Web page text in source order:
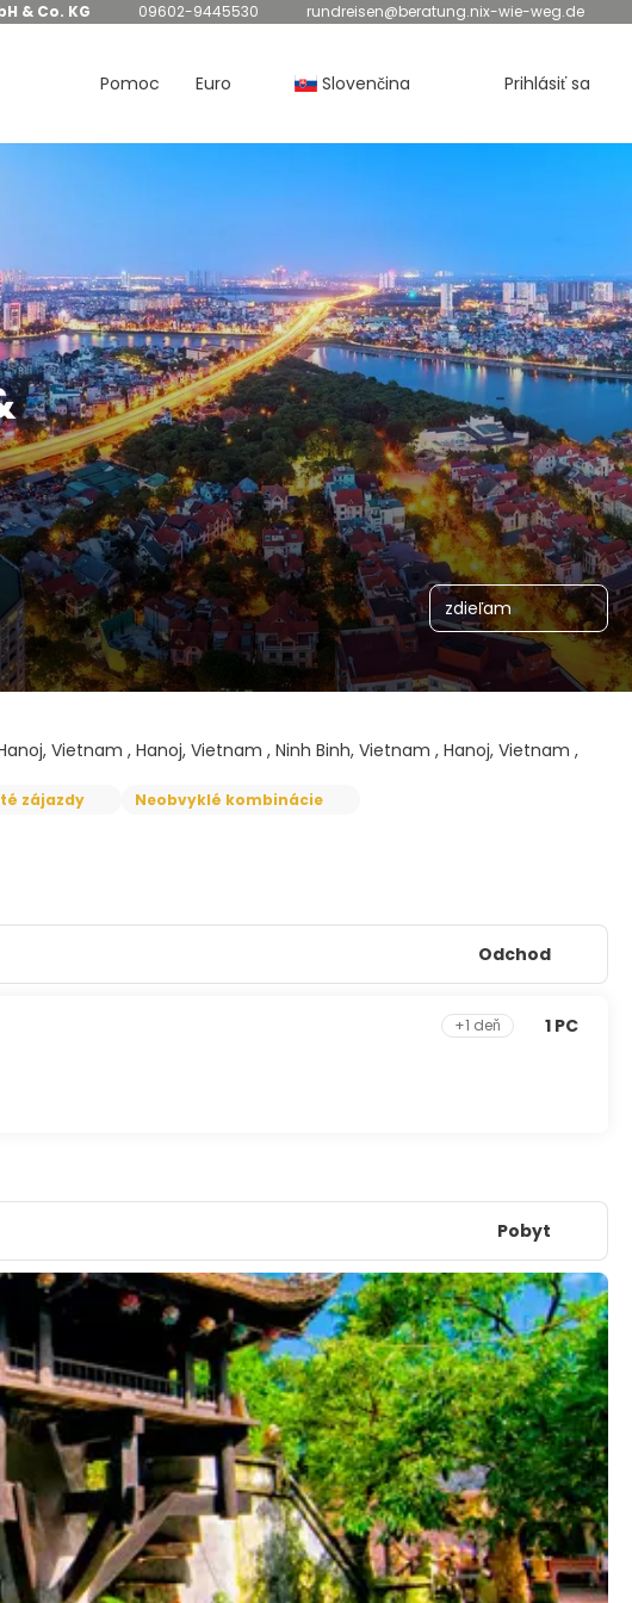
& Co. KG 09602-9445530 rundreisen@beratung.nix-wie-weg.de
Pomoc Euro Slovenčina Prihlásiť sa
zdieľam
Vietnam , Hanoj, Vietnam , Ninh Binh, Vietnam , Hanoj, Vietnam ,
zájazdy Neobvyklé kombinácie
Odchod
+1 deň 1 PC
Pobyt